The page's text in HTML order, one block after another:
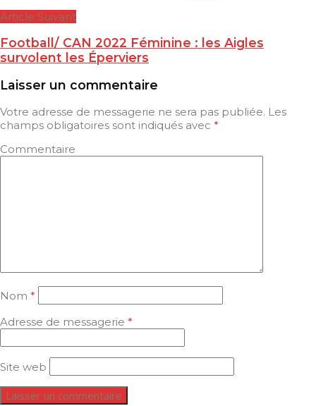
Article Suivant
Football/ CAN 2022 Féminine : les Aigles
survolent les Éperviers
Laisser un commentaire
Votre adresse de messagerie ne sera pas publiée. Les
champs obligatoires sont indiqués avec *
Commentaire
Nom *
Adresse de messagerie *
Site web